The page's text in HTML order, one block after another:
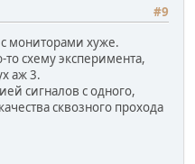
#9
мониторами хуже.
схему эксперимента,
аж 3.
сигналов с одного,
сквозного прохода